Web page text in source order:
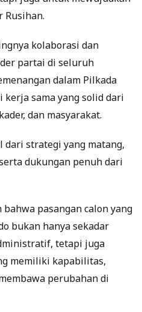
Rusihan.
kolaborasi dan
partai di seluruh
dalam Pilkada
sama yang solid dari
dan masyarakat.
dari strategi yang matang,
dukungan penuh dari
pasangan calon yang
bukan hanya sekadar
tetapi juga
memiliki kapabilitas,
perubahan di